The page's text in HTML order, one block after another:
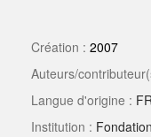
Création : 2007
Auteurs/
Langue d'origine :
Institution : Fondation